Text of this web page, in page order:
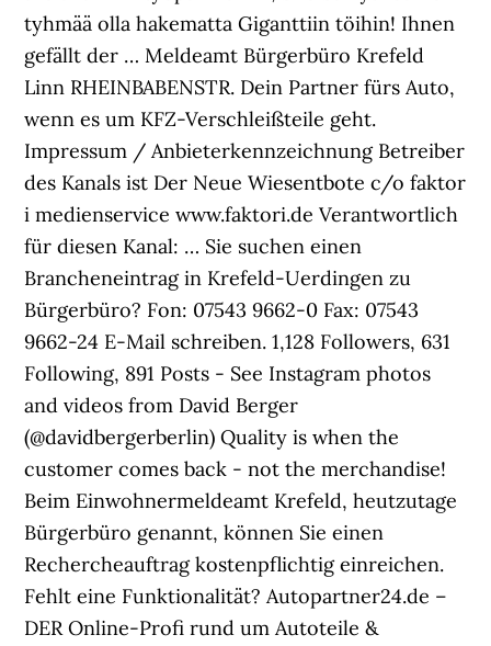
tyhmää olla hakematta Giganttiin töihin! Ihnen
gefällt der … Meldeamt Bürgerbüro Krefeld
Linn RHEINBABENSTR. Dein Partner fürs Auto,
wenn es um KFZ-Verschleißteile geht.
Impressum / Anbieterkennzeichnung Betreiber
des Kanals ist Der Neue Wiesentbote c/o faktor
i medienservice www.faktori.de Verantwortlich
für diesen Kanal: … Sie suchen einen
Brancheneintrag in Krefeld-Uerdingen zu
Bürgerbüro? Fon: 07543 9662-0 Fax: 07543
9662-24 E-Mail schreiben. 1,128 Followers, 631
Following, 891 Posts - See Instagram photos
and videos from David Berger
(@davidbergerberlin) Quality is when the
customer comes back - not the merchandise!
Beim Einwohnermeldeamt Krefeld, heutzutage
Bürgerbüro genannt, können Sie einen
Rechercheauftrag kostenpflichtig einreichen.
Fehlt eine Funktionalität? Autopartner24.de –
DER Online-Profi rund um Autoteile &